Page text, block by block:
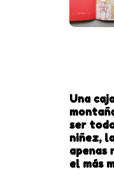
Una
ser
niñez,
apenas
el más